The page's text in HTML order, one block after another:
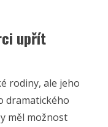
upřít
rodiny, ale jeho
dramatického
měl možnost